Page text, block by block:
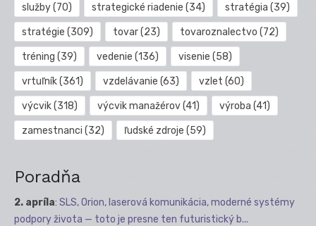
služby(70) strategické riadenie (34) stratégia (39)
stratégie (309) tovar(23) tovaroznalectvo (72)
tréning (39) vedenie (136) visenie (58)
vrtuľník(361) vzdelávanie (63) vzlet (60)
výcvik(318) výcvik manažérov(41) výroba (41)
zamestnanci (32) ľudské zdroje (59)
Poradňa
2. apríla: SLS, Orion, laserová komunikácia, moderné systémy
podpory života — toto je presne ten futuristický b...